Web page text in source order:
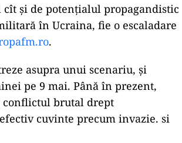
și de potențialul propagandistic
în Ucraina, fie o escaladare
.
asupra unui scenariu, și
pe 9 mai. Până în prezent,
conflictul brutal drept
cuvinte precum invazie. si